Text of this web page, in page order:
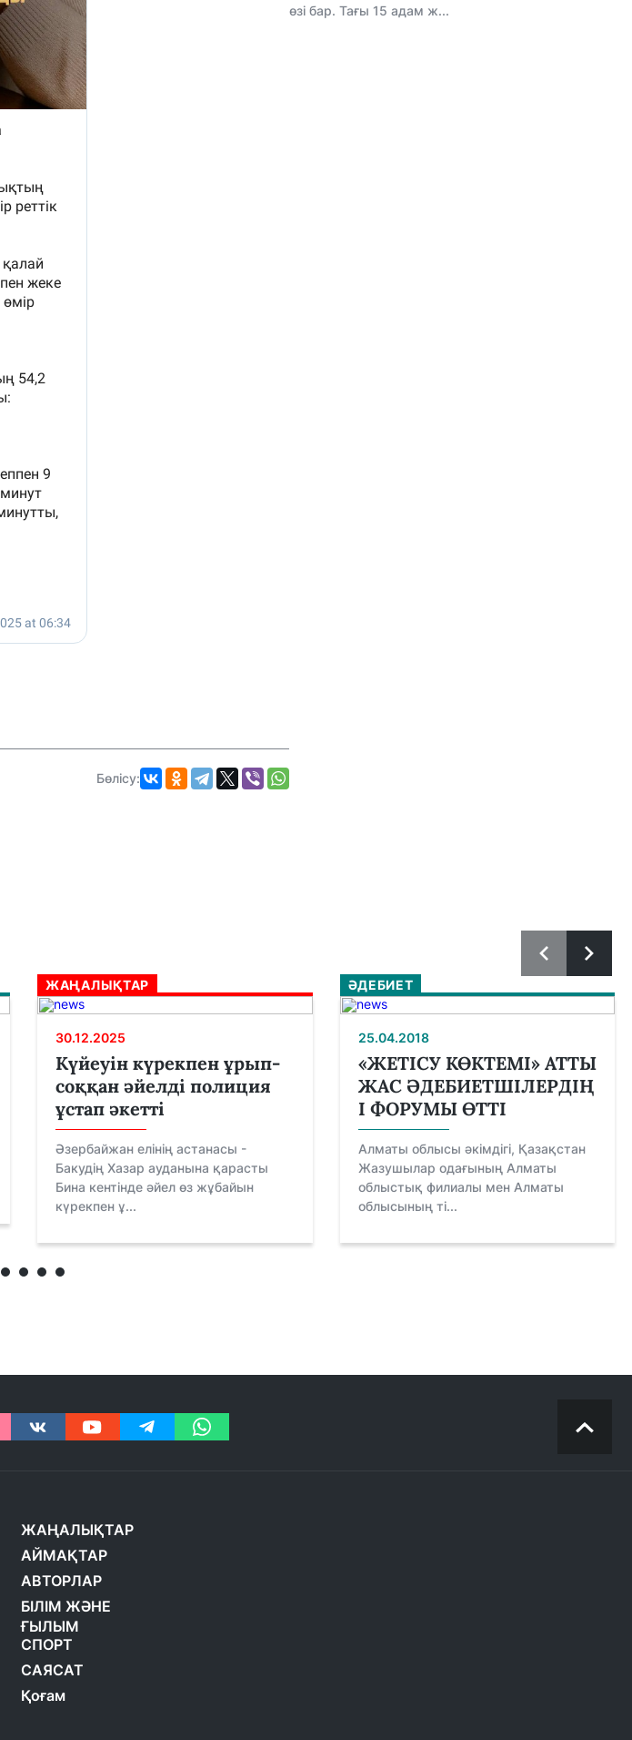
Бөлісу:
өзі бар. Тағы 15 адам ж...
ЖАҢАЛЫҚТАР
30.12.2025
Күйеуін күрекпен ұрып-
соққан әйелді полиция
ұстап әкетті
Әзербайжан елінің астанасы -
Бакудің Хазар ауданына қарасты
Бина кентінде әйел өз жұбайын
күрекпен ұ...
ӘДЕБИЕТ
25.04.2018
«ЖЕТІСУ КӨКТЕМІ» АТТЫ
ЖАС ӘДЕБИЕТШІЛЕРДІҢ
І ФОРУМЫ ӨТТІ
Алматы облысы әкімдігі, Қазақстан
Жазушылар одағының Алматы
облыстық филиалы мен Алматы
облысының ті...
ЖАҢАЛЫҚТАР
АЙМАҚТАР
АВТОРЛАР
БІЛІМ ЖӘНЕ
ҒЫЛЫМ
СПОРТ
САЯСАТ
Қоғам